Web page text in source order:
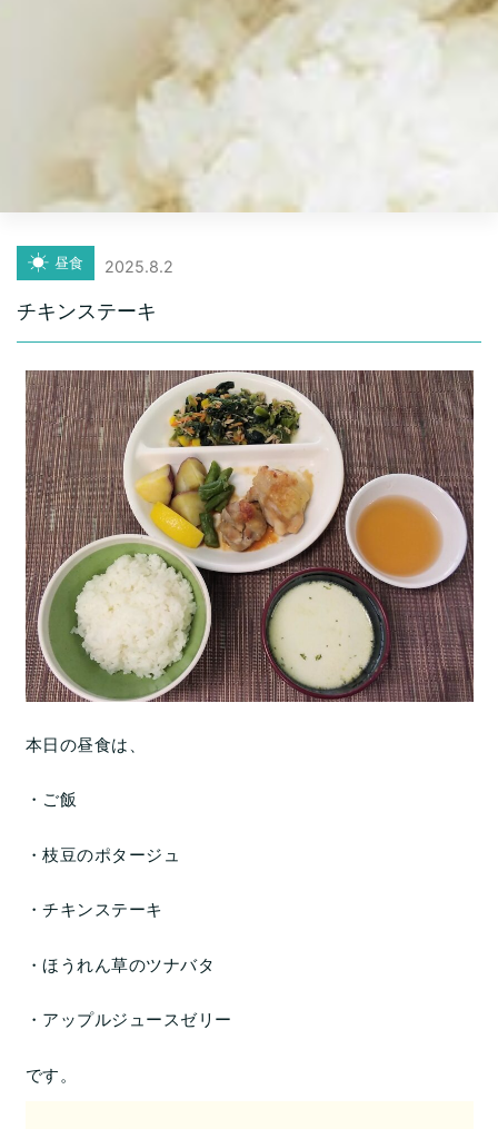
昼食 2025.8.2
チキンステーキ
本日の昼食は、
・ご飯
・枝豆のポタージュ
・チキンステーキ
・ほうれん草のツナバタ
・アップルジュースゼリー
です。